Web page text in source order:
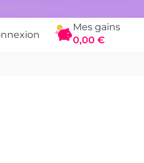
Panier
Mes gains
0,00 €